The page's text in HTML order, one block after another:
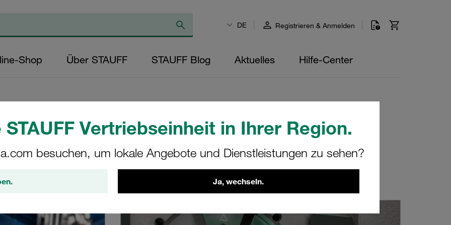
Vertriebseinheit in Ihrer Region.
besuchen, um lokale Angebote und Dienstleistungen zu sehen?
Ja, wechseln.
DE Registrieren & Anmelden
Shop Über STAUFF STAUFF Blog Aktuelles Hilfe-Center